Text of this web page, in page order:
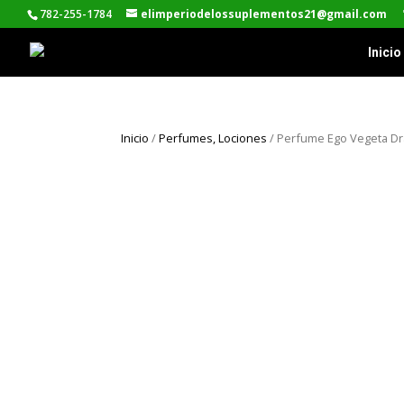
782-255-1784 elimperiodelossuplementos21@gmail.com
Inicio
Inicio /Perfumes, Lociones / Perfume Ego Vegeta